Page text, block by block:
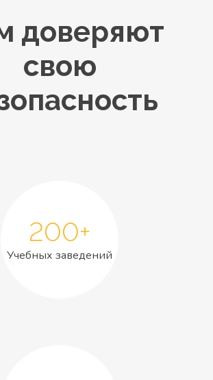
доверяют
свою
200+
Учебных заведений